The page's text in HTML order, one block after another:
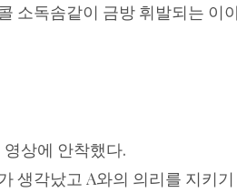
소독솜같이 금방 휘발되는 이
상에 안착했다.
생각났고 A와의 의리를 지키